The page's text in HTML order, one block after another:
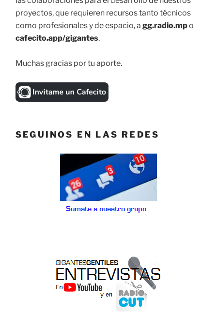
proyectos, que requieren recursos tanto técnicos
como profesionales y de espacio, a gg.radio.mpo
cafecito.app/gigantes.
Muchas gracias por tu aporte.
SEGUINOS EN LAS REDES